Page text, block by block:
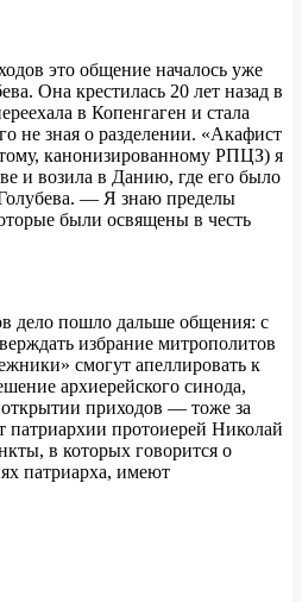
это общение началось уже
Она крестилась 20 лет назад в
в Копенгаген и стала
не зная о разделении. «Акафист
канонизированному РПЦЗ) я
и возила в Данию, где его было
— Я знаю пределы
были освящены в честь
дело пошло дальше общения: с
избрание митрополитов
смогут апеллировать к
архиерейского синода,
приходов — тоже за
протоиерей Николай
в которых говорится о
патриарха, имеют